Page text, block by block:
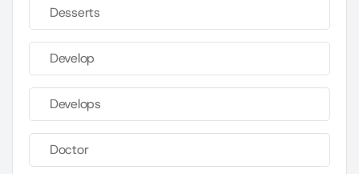
Desserts
Develop
Develops
Doctor